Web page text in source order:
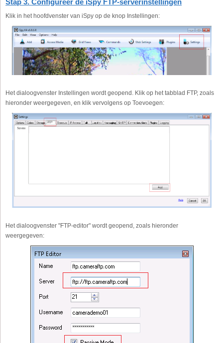
Stap 3. Configureer de iSpy FTP-serverinstellingen
Klik in het hoofdvenster van iSpy op de knop Instellingen:
Het dialoogvenster Instellingen wordt geopend. Klik op het tabblad FTP, zoals
hieronder weergegeven, en klik vervolgens op Toevoegen:
Het dialoogvenster "FTP-editor" wordt geopend, zoals hieronder
weergegeven: